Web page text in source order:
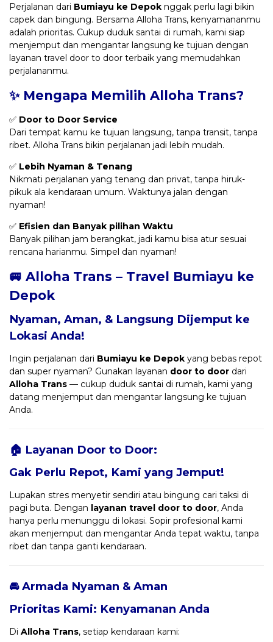
Perjalanan dari Bumiayu ke Depok nggak perlu lagi bikin
capek dan bingung. Bersama Alloha Trans, kenyamananmu
adalah prioritas. Cukup duduk santai di rumah, kami siap
menjemput dan mengantar langsung ke tujuan dengan
layanan travel door to door terbaik yang memudahkan
perjalananmu.
✨ Mengapa Memilih Alloha Trans?
✅ Door to Door Service
Dari tempat kamu ke tujuan langsung, tanpa transit, tanpa
ribet. Alloha Trans bikin perjalanan jadi lebih mudah.
✅ Lebih Nyaman & Tenang
Nikmati perjalanan yang tenang dan privat, tanpa hiruk-
pikuk ala kendaraan umum. Waktunya jalan dengan
nyaman!
✅ Efisien dan Banyak pilihan Waktu
Banyak pilihan jam berangkat, jadi kamu bisa atur sesuai
rencana harianmu. Simpel dan nyaman!
🚐 Alloha Trans – Travel Bumiayu ke
Depok
Nyaman, Aman, & Langsung Dijemput ke
Lokasi Anda!
Ingin perjalanan dari Bumiayu ke Depok yang bebas repot
dan super nyaman? Gunakan layanan door to door dari
Alloha Trans — cukup duduk santai di rumah, kami yang
datang menjemput dan mengantar langsung ke tujuan
Anda.
🏠 Layanan Door to Door:
Gak Perlu Repot, Kami yang Jemput!
Lupakan stres menyetir sendiri atau bingung cari taksi di
pagi buta. Dengan layanan travel door to door, Anda
hanya perlu menunggu di lokasi. Sopir profesional kami
akan menjemput dan mengantar Anda tepat waktu, tanpa
ribet dan tanpa ganti kendaraan.
🚘 Armada Nyaman & Aman
Prioritas Kami: Kenyamanan Anda
Di Alloha Trans, setiap kendaraan kami: